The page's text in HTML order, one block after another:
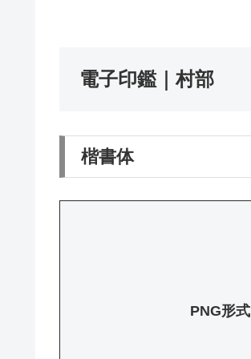
電子印鑑｜村部
楷書体
PNG形式